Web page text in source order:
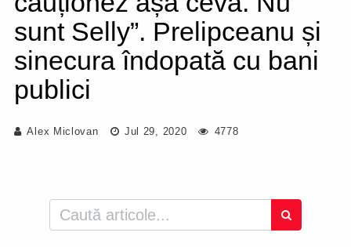
sunt Selly”. Prelipceanu și
sinecura îndopată cu bani
publici
Alex Miclovan Jul 29, 2020 4778